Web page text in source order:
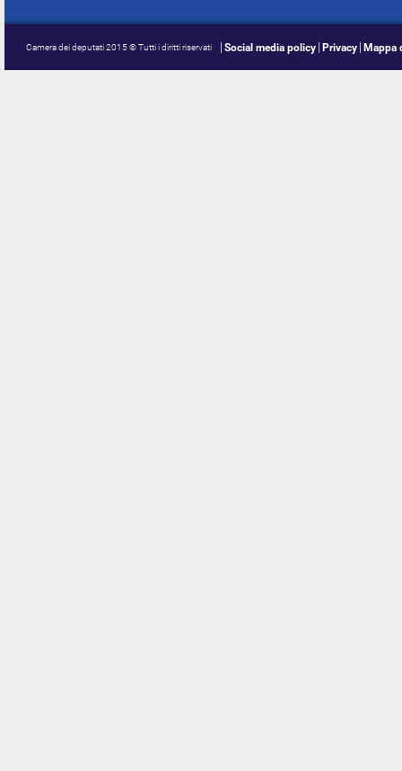
Camera dei deputati 2015 © Tutti i diritti riservati Social media policy Privacy Mappa